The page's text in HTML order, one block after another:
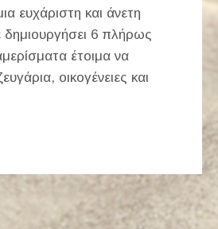
ευχάριστη και άνετη
δημιουργήσει 6 πλήρως
έτοιμα να
οικογένειες και